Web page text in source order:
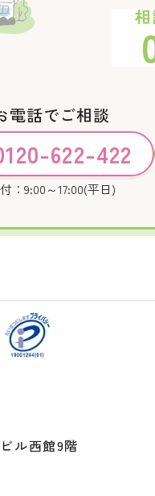
電話でご相談
622-422
：9:00～17:00(平日)
ル西館9階